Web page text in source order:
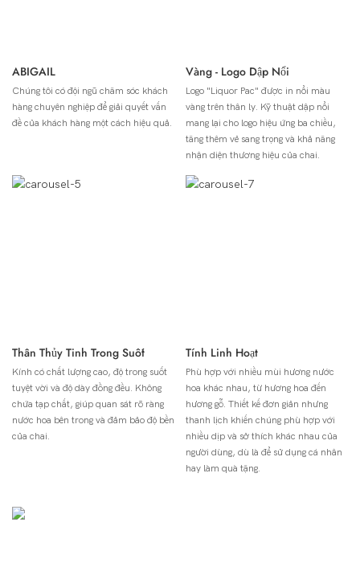
ABIGAIL
Chúng tôi có đội ngũ chăm sóc khách
hàng chuyên nghiệp để giải quyết vấn
đề của khách hàng một cách hiệu quả.
Vàng - Logo Dập Nổi
Logo "Liquor Pac" được in nổi màu
vàng trên thân ly. Kỹ thuật dập nổi
mang lại cho logo hiệu ứng ba chiều,
tăng thêm vẻ sang trọng và khả năng
nhận diện thương hiệu của chai.
Thân Thủy Tinh Trong Suốt
Kính có chất lượng cao, độ trong suốt
tuyệt vời và độ dày đồng đều. Không
chứa tạp chất, giúp quan sát rõ ràng
nước hoa bên trong và đảm bảo độ bền
của chai.
Tính Linh Hoạt
Phù hợp với nhiều mùi hương nước
hoa khác nhau, từ hương hoa đến
hương gỗ. Thiết kế đơn giản nhưng
thanh lịch khiến chúng phù hợp với
nhiều dịp và sở thích khác nhau của
người dùng, dù là để sử dụng cá nhân
hay làm quà tặng.